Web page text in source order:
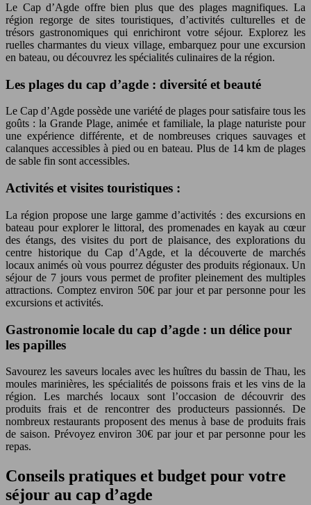
Le Cap d’Agde offre bien plus que des plages magnifiques. La
région regorge de sites touristiques, d’activités culturelles et de
trésors gastronomiques qui enrichiront votre séjour. Explorez les
ruelles charmantes du vieux village, embarquez pour une excursion
en bateau, ou découvrez les spécialités culinaires de la région.
Les plages du cap d’agde : diversité et beauté
Le Cap d’Agde possède une variété de plages pour satisfaire tous les
goûts : la Grande Plage, animée et familiale, la plage naturiste pour
une expérience différente, et de nombreuses criques sauvages et
calanques accessibles à pied ou en bateau. Plus de 14 km de plages
de sable fin sont accessibles.
Activités et visites touristiques :
La région propose une large gamme d’activités : des excursions en
bateau pour explorer le littoral, des promenades en kayak au cœur
des étangs, des visites du port de plaisance, des explorations du
centre historique du Cap d’Agde, et la découverte de marchés
locaux animés où vous pourrez déguster des produits régionaux. Un
séjour de 7 jours vous permet de profiter pleinement des multiples
attractions. Comptez environ 50€ par jour et par personne pour les
excursions et activités.
Gastronomie locale du cap d’agde : un délice pour
les papilles
Savourez les saveurs locales avec les huîtres du bassin de Thau, les
moules marinières, les spécialités de poissons frais et les vins de la
région. Les marchés locaux sont l’occasion de découvrir des
produits frais et de rencontrer des producteurs passionnés. De
nombreux restaurants proposent des menus à base de produits frais
de saison. Prévoyez environ 30€ par jour et par personne pour les
repas.
Conseils pratiques et budget pour votre
séjour au cap d’agde